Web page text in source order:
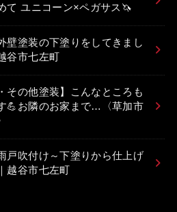
て ユニコーン×ペガサス🦄
壁塗装の下塗りをしてきまし
谷市七左町
その他塗装】こんなところも
💪お隣のお家まで…〈草加市
戸吹付け～下塗りから仕上げ
越谷市七左町